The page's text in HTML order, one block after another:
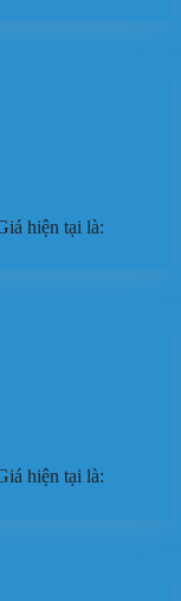
hiện tại là:
hiện tại là: